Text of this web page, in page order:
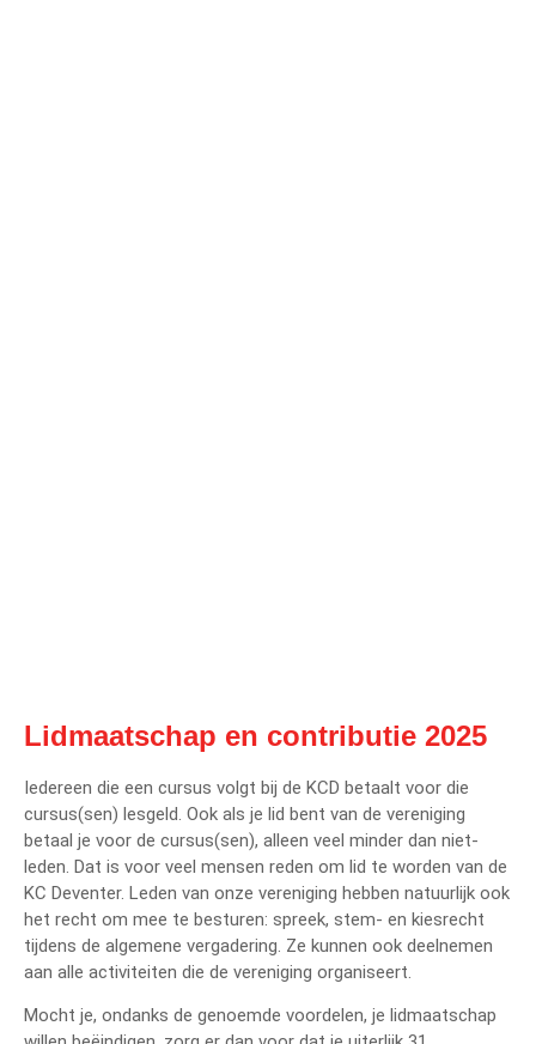
Lidmaatschap en contributie 2025
Iedereen die een cursus volgt bij de KCD betaalt voor die
cursus(sen) lesgeld. Ook als je lid bent van de vereniging
betaal je voor de cursus(sen), alleen veel minder dan niet-
leden. Dat is voor veel mensen reden om lid te worden van de
KC Deventer. Leden van onze vereniging hebben natuurlijk ook
het recht om mee te besturen: spreek, stem- en kiesrecht
tijdens de algemene vergadering. Ze kunnen ook deelnemen
aan alle activiteiten die de vereniging organiseert.
Mocht je, ondanks de genoemde voordelen, je lidmaatschap